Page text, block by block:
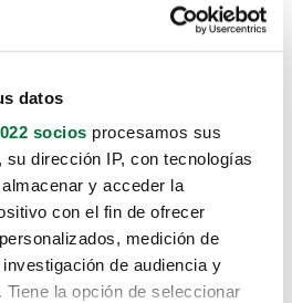
datos
socios procesamos sus
dirección IP, con tecnologías
y acceder la
con el fin de ofrecer
medición de
de audiencia y
la opción de seleccionar